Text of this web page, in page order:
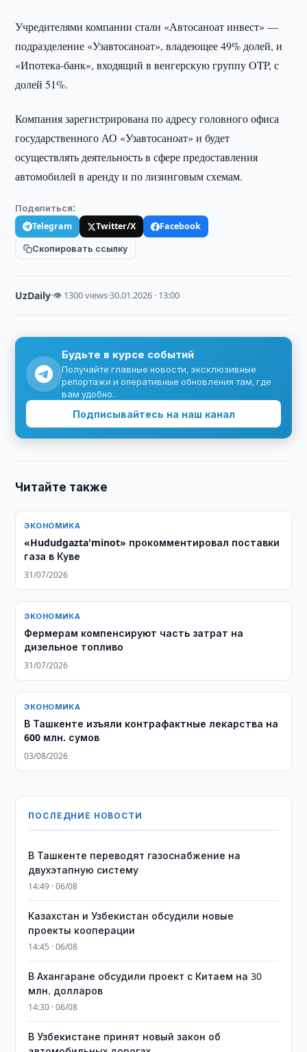
Учредителями компании стали «Автосаноат инвест» —
подразделение «Узавтосаноат», владеющее 49% долей, и
«Ипотека-банк», входящий в венгерскую группу OTP, с
долей 51%.
Компания зарегистрирована по адресу головного офиса
государственного АО «Узавтосаноат» и будет
осуществлять деятельность в сфере предоставления
автомобилей в аренду и по лизинговым схемам.
Поделиться:
Telegram Twitter/X
Facebook
Скопировать ссылку
UzDaily·👁 1300 views·30.01.2026 · 13:00
Будьте в курсе событий
Получайте главные новости, эксклюзивные
репортажи и оперативные обновления там, где
вам удобно.
Подписывайтесь на наш канал
Читайте также
ЭКОНОМИКА
«Hududgazta'minot» прокомментировал поставки
газа в Куве
31/07/2026
ЭКОНОМИКА
Фермерам компенсируют часть затрат на
дизельное топливо
31/07/2026
ЭКОНОМИКА
В Ташкенте изъяли контрафактные лекарства на
600 млн. сумов
03/08/2026
ПОСЛЕДНИЕ НОВОСТИ
В Ташкенте переводят газоснабжение на
двухэтапную систему
14:49 · 06/08
Казахстан и Узбекистан обсудили новые
проекты кооперации
14:45 · 06/08
В Ахангаране обсудили проект с Китаем на 30
млн. долларов
14:30 · 06/08
В Узбекистане принят новый закон об